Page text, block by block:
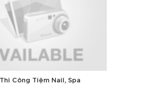
Công Tiệm Nail, Spa